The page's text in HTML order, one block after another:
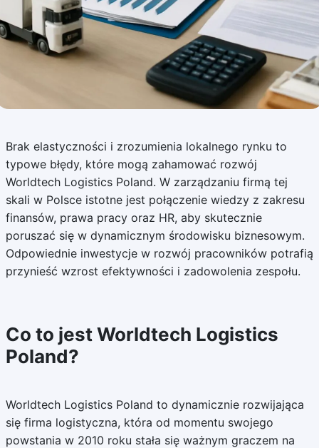
Brak elastyczności i zrozumienia lokalnego rynku to
typowe błędy, które mogą zahamować rozwój
Worldtech Logistics Poland. W zarządzaniu firmą tej
skali w Polsce istotne jest połączenie wiedzy z zakresu
finansów, prawa pracy oraz HR, aby skutecznie
poruszać się w dynamicznym środowisku biznesowym.
Odpowiednie inwestycje w rozwój pracowników potrafią
przynieść wzrost efektywności i zadowolenia zespołu.
Co to jest Worldtech Logistics
Poland?
Worldtech Logistics Poland to dynamicznie rozwijająca
się firma logistyczna, która od momentu swojego
powstania w 2010 roku stała się ważnym graczem na